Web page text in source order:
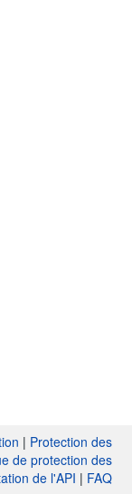
| Protection des
de protection des
de l'API | FAQ